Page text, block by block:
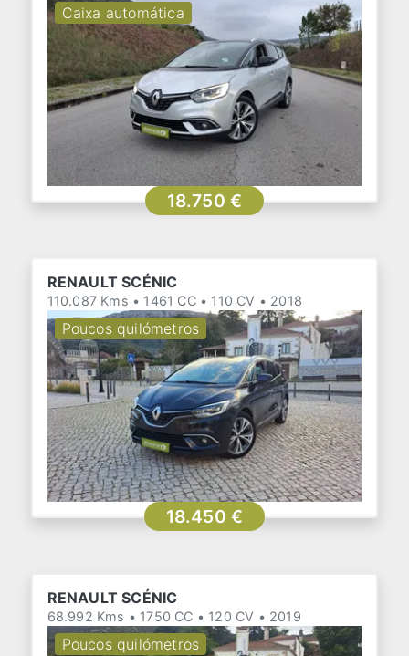
Caixa automática
18.750 €
RENAULT SCÉNIC
110.087 Kms • 1461 CC • 110 CV • 2018
Poucos quilómetros
18.450 €
RENAULT SCÉNIC
68.992 Kms • 1750 CC • 120 CV • 2019
Poucos quilómetros